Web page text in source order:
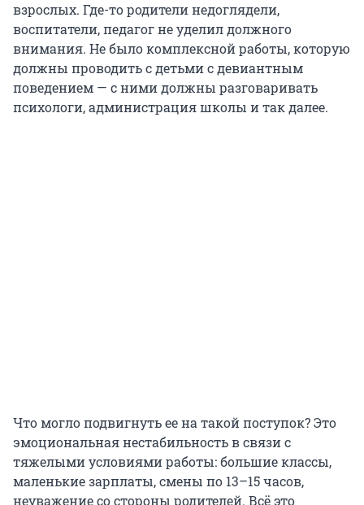
взрослых. Где-то родители недоглядели,
воспитатели, педагог не уделил должного
внимания. Не было комплексной работы, которую
должны проводить с детьми с девиантным
поведением — с ними должны разговаривать
психологи, администрация школы и так далее.
Что могло подвигнуть ее на такой поступок? Это
эмоциональная нестабильность в связи с
тяжелыми условиями работы: большие классы,
маленькие зарплаты, смены по 13–15 часов,
неуважение со стороны родителей. Всё это